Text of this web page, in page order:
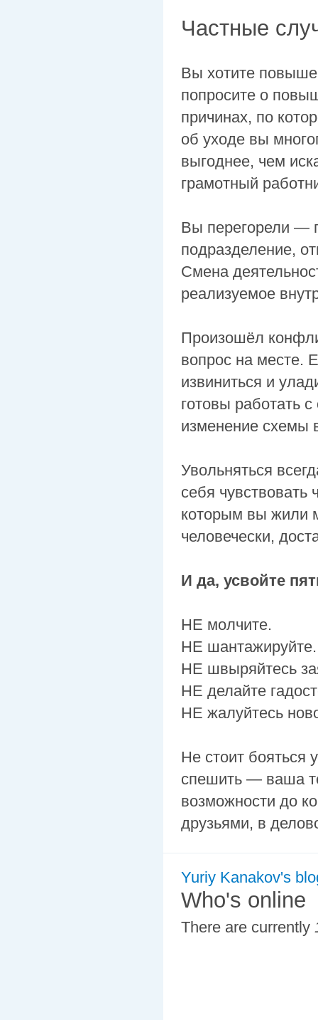
Частные
Вы хотите
попросите о
причинах, по
об уходе вы
выгоднее, чем
грамотный
Вы перегорели —
подразделение,
Смена
реализуемое
Произошёл
вопрос на месте.
извиниться и
готовы работать
изменение схемы
Увольняться
себя
которым вы жили
человечески,
И да, усвойте
НЕ молчите.
НЕ шантажируйте.
НЕ швыряйтесь
НЕ делайте
НЕ жалуйтесь
Не стоит бояться
спешить — ваша
возможности до
друзьями, в
Yuriy Kanakov's
Who's online
There are currently